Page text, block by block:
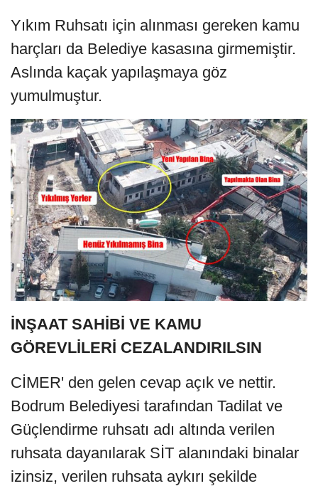
Yıkım Ruhsatı için alınması gereken kamu
harçları da Belediye kasasına girmemiştir.
Aslında kaçak yapılaşmaya göz
yumulmuştur.
İNŞAAT SAHİBİ VE KAMU
GÖREVLİLERİ CEZALANDIRILSIN
CİMER' den gelen cevap açık ve nettir.
Bodrum Belediyesi tarafından Tadilat ve
Güçlendirme ruhsatı adı altında verilen
ruhsata dayanılarak SİT alanındaki binalar
izinsiz, verilen ruhsata aykırı şekilde